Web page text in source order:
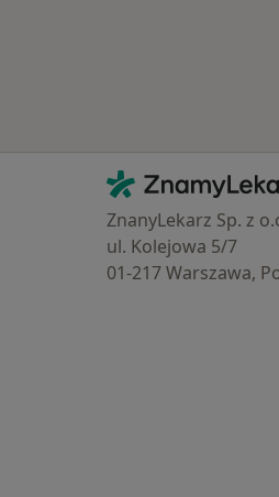
Kontakt
ZnamyLekar - Hlavní
ZnanyLekarz Sp. z
ul. Kolejowa 5/7
01-217 Warszawa,